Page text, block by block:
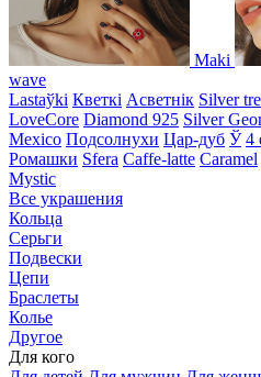
Maki
wave
Lastaўki Кветкі Асветнiк Silver
LoveCore Diamond 925 Silver
Mexico Подсолнухи Цар-дуб Ў 4
Ромашки Sfera Caffe-latte Caramel
Mystic
Все украшения
Кольца
Серьги
Подвески
Цепи
Браслеты
Колье
Другое
Для кого